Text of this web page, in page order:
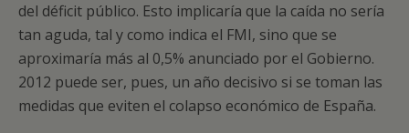
del déficit público. Esto implicaría que la caída no sería
tan aguda, tal y como indica el FMI, sino que se
aproximaría más al 0,5% anunciado por el Gobierno.
2012 puede ser, pues, un año decisivo si se toman las
medidas que eviten el colapso económico de España.